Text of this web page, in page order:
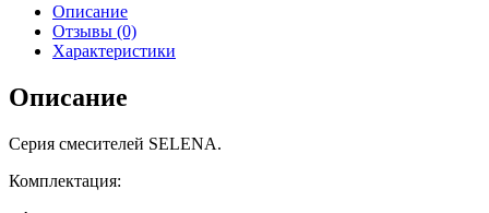
Описание
Отзывы (0)
Характеристики
Описание
Серия смесителей SELENA.
Комплектация: